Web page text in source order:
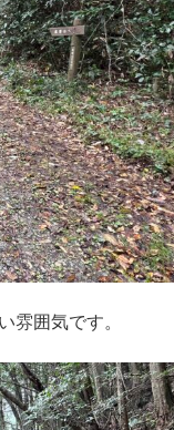
雰囲気です。